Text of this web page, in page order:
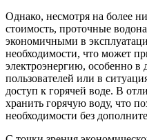
Однако, несмотря на более
стоимость, проточные
экономичными в
необходимости, что может
электроэнергию, особенно
пользователей или в
доступ к горячей воде. В
хранить горячую воду, что
необходимости без